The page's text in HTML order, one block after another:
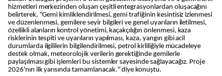
hizmetleri merkezinden oluşan çeşitli entegrasyonlardan oluşacağını
belirterek, "Gemi kimliklendirilmesi, gemi trafiğinin kesintisiz izlenmesi
ve düzenlenmesi, gemilere seyir bilgileri ve genel uyarıların iletilmesi,
özellikli alanların kontrol yönetimi, kaçakçılığın önlenmesi, kaza
risklerinin tespiti ve uyarıların yapılması, kaza, yangın gibi acil
durumlarda ilgililerin bilgilendirilmesi, petrol kirliliğiyle mücadeleye
destek olmak, meteorolojik verilerin gerektiğinde gemilerle
paylaşılması gibi işlemleri bu sistemler sayesinde sağlayacağız. Proje
2026'nın ilk yarısında tamamlanacak." diye konuştu.